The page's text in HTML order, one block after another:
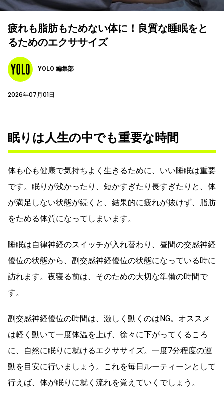
疲れも脂肪もためない体に！良質な睡眠をと
るためのエクササイズ
YOLO 編集部
2026年07月01日
眠りは人生の中でも重要な時間
体も心も健康で気持ちよく生きるために、いい睡眠は重要
です。眠りが浅かったり、短かすぎたり長すぎたりと、体
が満足しない状態が続くと、結果的に疲れが抜けず、脂肪
をためる体質になってしまいます。
睡眠は自律神経のスイッチが入れ替わり、昼間の交感神経
優位の状態から、副交感神経優位の状態になっている時に
訪れます。夜寝る前は、そのための大切な準備の時間で
す。
副交感神経優位の時間は、激しく動くのはNG。オススメ
は軽く動いて一度体温を上げ、徐々に下がってくるころ
に、自然に眠りに就けるエクササイズ。一度7分程度の運
動を目安に行いましょう。これを毎日ルーティーンとして
行えば、体が眠りに就く流れを覚えていくでしょう。